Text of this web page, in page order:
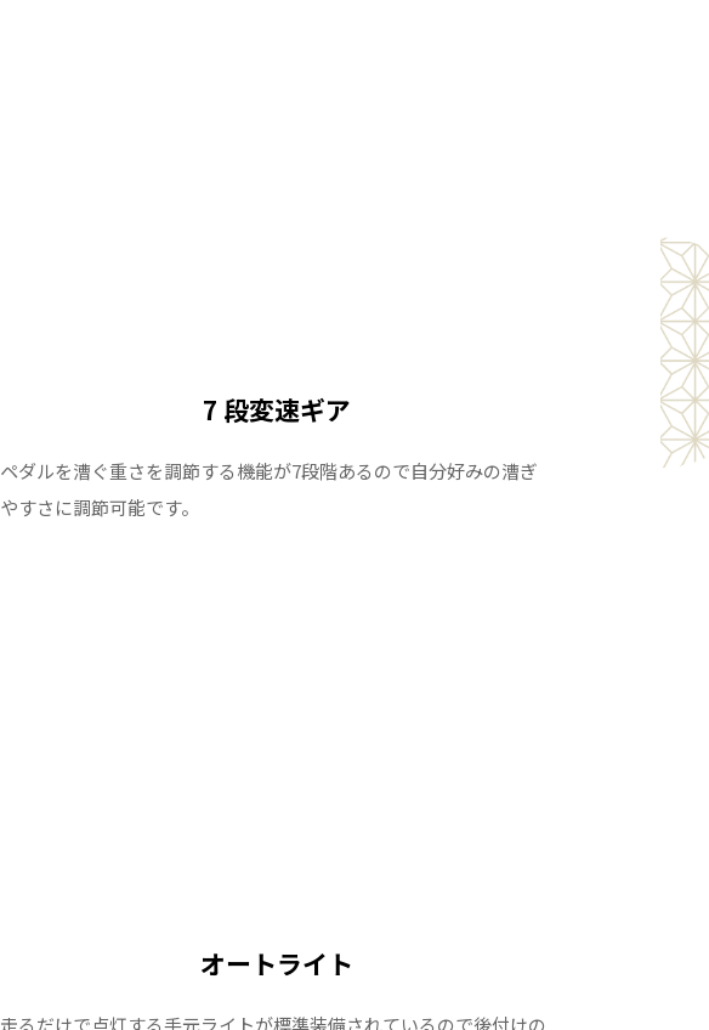
7 段変速ギア
ペダルを漕ぐ重さを調節する機能が7段階あるので自分好みの漕ぎ
やすさに調節可能です。
オートライト
走るだけで点灯する手元ライトが標準装備されているので後付けの